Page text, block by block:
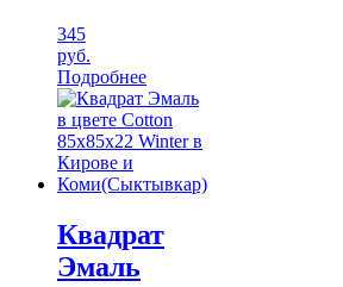
345
руб.
Подробнее
Квадрат
Эмаль